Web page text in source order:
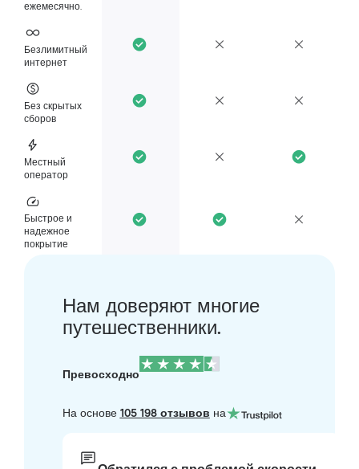
ежемесячно.
Безлимитный
интернет
Без скрытых
сборов
Местный
оператор
Быстрое и
надежное
покрытие
Нам доверяют многие
путешественники.
Превосходно
На основе 105 198 отзывов на